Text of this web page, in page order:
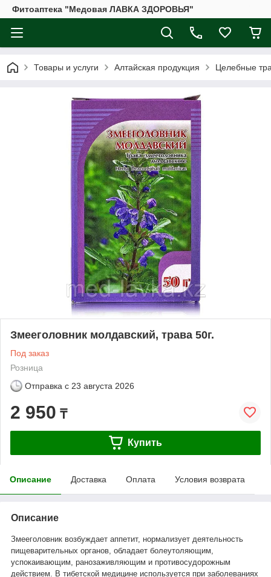
Фитоаптека "Медовая ЛАВКА ЗДОРОВЬЯ"
Товары и услуги Алтайская продукция Целебные
Змееголовник молдавский, трава 50г.
Под заказ
Розница
Отправка с 23 августа 2026
2 950 ₸
Купить
Описание Доставка Оплата Условия возврата
Описание
Змееголовник возбуждает аппетит, нормализует деятельность
пищеварительных органов, обладает болеутоляющим,
успокаивающим, ранозаживляющим и противосудорожным
действием. В тибетской медицине используется при заболеваниях